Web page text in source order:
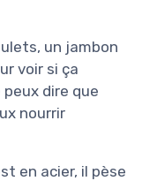
un jambon
voir si ça
dire que
nourrir
en acier, il pèse